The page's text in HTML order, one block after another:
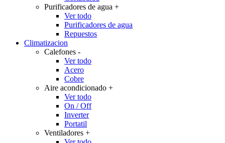
Purificadores de agua +
Ver todo
Purificadores de agua
Repuestos
Climatizacion
Calefones -
Ver todo
Acero
Cobre
Aire acondicionado +
Ver todo
On / Off
Inverter
Portatil
Ventiladores +